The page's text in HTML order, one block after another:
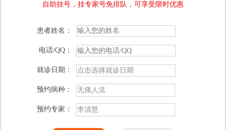
自助挂号，挂专家号免排队，可享受限时优惠
患者姓名：
电话/QQ：
就诊日期：
预约病种：
预约专家：